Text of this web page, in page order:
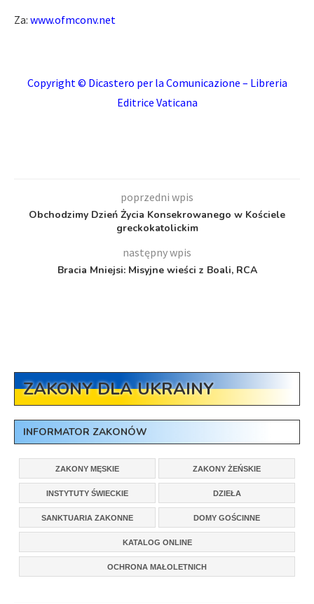
Za: www.ofmconv.net
Copyright © Dicastero per la Comunicazione – Libreria
Editrice Vaticana
poprzedni wpis
Obchodzimy Dzień Życia Konsekrowanego w Kościele
greckokatolickim
następny wpis
Bracia Mniejsi: Misyjne wieści z Boali, RCA
ZAKONY DLA UKRAINY
INFORMATOR ZAKONÓW
ZAKONY MĘSKIE ZAKONY ŻEŃSKIE
INSTYTUTY ŚWIECKIE DZIEŁA
SANKTUARIA ZAKONNE DOMY GOŚCINNE
KATALOG ONLINE
OCHRONA MAŁOLETNICH